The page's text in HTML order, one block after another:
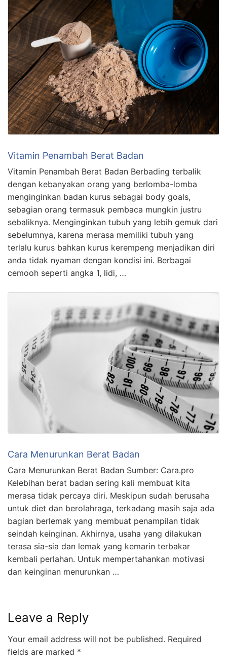
Vitamin Penambah Berat Badan
Vitamin Penambah Berat Badan Berbading terbalik
dengan kebanyakan orang yang berlomba-lomba
menginginkan badan kurus sebagai body goals,
sebagian orang termasuk pembaca mungkin justru
sebaliknya. Menginginkan tubuh yang lebih gemuk dari
sebelumnya, karena merasa memiliki tubuh yang
terlalu kurus bahkan kurus kerempeng menjadikan diri
anda tidak nyaman dengan kondisi ini. Berbagai
cemooh seperti angka 1, lidi, …
Cara Menurunkan Berat Badan
Cara Menurunkan Berat Badan Sumber: Cara.pro
Kelebihan berat badan sering kali membuat kita
merasa tidak percaya diri. Meskipun sudah berusaha
untuk diet dan berolahraga, terkadang masih saja ada
bagian berlemak yang membuat penampilan tidak
seindah keinginan. Akhirnya, usaha yang dilakukan
terasa sia-sia dan lemak yang kemarin terbakar
kembali perlahan. Untuk mempertahankan motivasi
dan keinginan menurunkan …
Leave a Reply
Your email address will not be published. Required
fields are marked *